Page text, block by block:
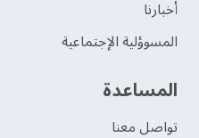
‫أخبارنا‬
المسوؤلية الإجتماعية
‫المساعدة‬
تواصل معنا